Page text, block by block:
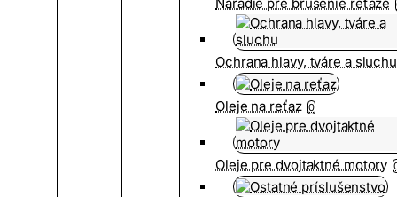
Ochrana hlavy, tváre a sluchu
Oleje na reťaz 0
Oleje pre dvojtaktné motory